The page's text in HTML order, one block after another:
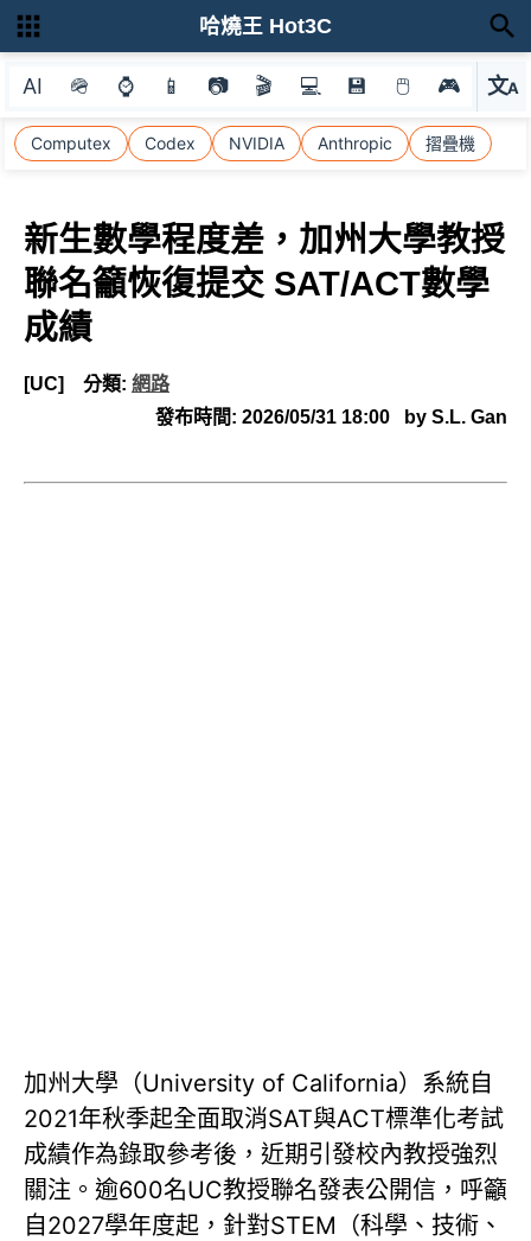
AI 🪖 ⌚ 📱 📷 🎬 💻 💾 🖱 🎮 文A
選
Computex Codex NVIDIA Anthropic 摺疊機
哈燒王 Hot3C
新生數學程度差，加州大學教授
聯名籲恢復提交 SAT/ACT數學
成績
[UC] 分類: 網路
發布時間: 2026/05/31 18:00 by S.L. Gan
加州大學（University of California）系統自
2021年秋季起全面取消SAT與ACT標準化考試
成績作為錄取參考後，近期引發校內教授強烈
關注。逾600名UC教授聯名發表公開信，呼籲
自2027學年度起，針對STEM（科學、技術、